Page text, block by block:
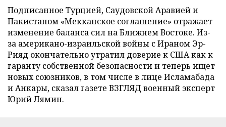
Подписанное Турцией, Саудовской Аравией и
Пакистаном «Мекканское соглашение» отражает
изменение баланса сил на Ближнем Востоке. Из-
за американо-израильской войны с Ираном Эр-
Рияд окончательно утратил доверие к США как к
гаранту собственной безопасности и теперь ищет
новых союзников, в том числе в лице Исламабада
и Анкары, сказал газете ВЗГЛЯД военный эксперт
Юрий Лямин.